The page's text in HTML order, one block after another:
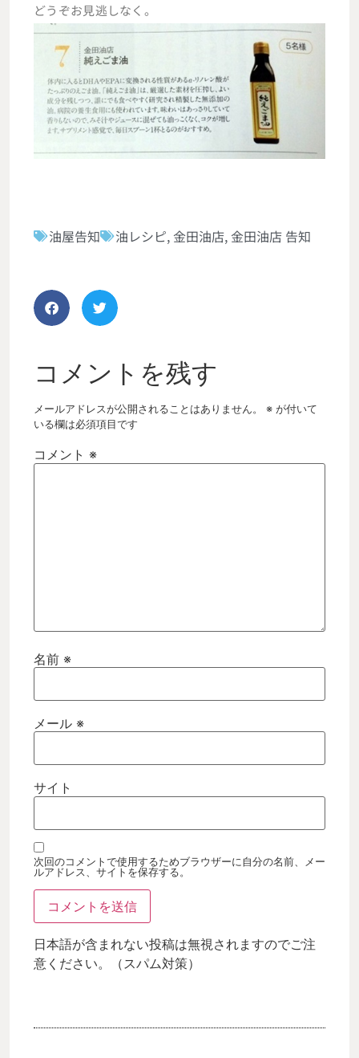
どうぞお見逃しなく。
油屋告知 油レシピ,金田油店,金田油店 告知
コメントを残す
メールアドレスが公開されることはありません。 ※ が付いて
いる欄は必須項目です
コメント ※
名前 ※
メール ※
サイト
次回のコメントで使用するためブラウザーに自分の名前、メー
ルアドレス、サイトを保存する。
日本語が含まれない投稿は無視されますのでご注
意ください。（スパム対策）